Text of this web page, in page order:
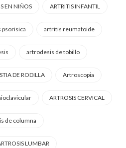
EN NIÑOS ARTRITIS INFANTIL
artritis reumatoide
artrodesis de tobillo
DE RODILLA Artroscopia
ARTROSIS CERVICAL
de columna
LUMBAR